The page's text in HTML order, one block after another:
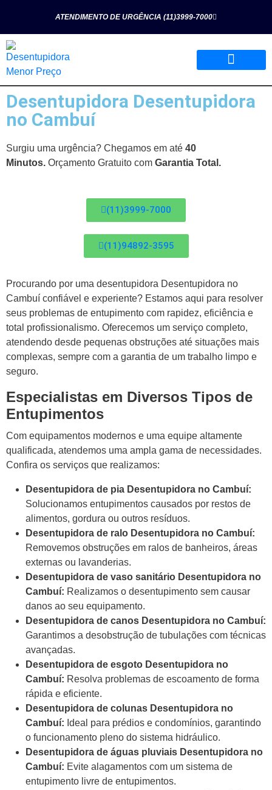
ATENDIMENTO DE URGÊNCIA (11)3999-7000
Desentupidora Desentupidora
no Cambuí
Surgiu uma urgência? Chegamos em até 40
Minutos. Orçamento Gratuito com Garantia Total.
(11)3999-7000
(11)94892-3595
Procurando por uma desentupidora Desentupidora no
Cambuí confiável e experiente? Estamos aqui para resolver
seus problemas de entupimento com rapidez, eficiência e
total profissionalismo. Oferecemos um serviço completo,
atendendo desde pequenas obstruções até situações mais
complexas, sempre com a garantia de um trabalho limpo e
seguro.
Especialistas em Diversos Tipos de
Entupimentos
Com equipamentos modernos e uma equipe altamente
qualificada, atendemos uma ampla gama de necessidades.
Confira os serviços que realizamos:
Desentupidora de pia Desentupidora no Cambuí:
Solucionamos entupimentos causados por restos de
alimentos, gordura ou outros resíduos.
Desentupidora de ralo Desentupidora no Cambuí:
Removemos obstruções em ralos de banheiros, áreas
externas ou lavanderias.
Desentupidora de vaso sanitário Desentupidora no
Cambuí: Realizamos o desentupimento sem causar
danos ao seu equipamento.
Desentupidora de canos Desentupidora no Cambuí:
Garantimos a desobstrução de tubulações com técnicas
avançadas.
Desentupidora de esgoto Desentupidora no
Cambuí: Resolva problemas de escoamento de forma
rápida e eficiente.
Desentupidora de colunas Desentupidora no
Cambuí: Ideal para prédios e condomínios, garantindo
o funcionamento pleno do sistema hidráulico.
Desentupidora de águas pluviais Desentupidora no
Cambuí: Evite alagamentos com um sistema de
entupimento livre de entupimentos.